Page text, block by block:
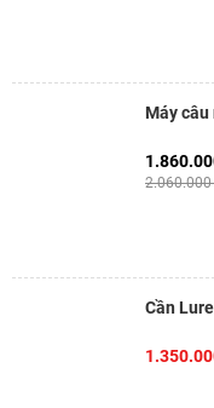
Máy câu
2.060.000